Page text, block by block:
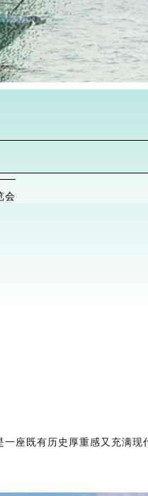
会
座既有历史厚重感又充满